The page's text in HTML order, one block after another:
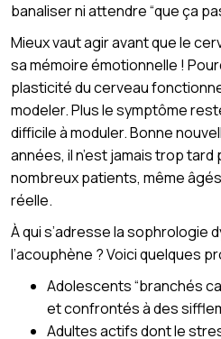
banaliser ni attendre “que ça
Mieux vaut agir avant que le
sa mémoire émotionnelle !
plasticité du cerveau
modeler. Plus le symptôme
difficile à moduler. Bonne
années, il n’est jamais trop
nombreux patients, même
réelle.
À qui s’adresse la sophrologie
l’acouphène ? Voici quelques
Adolescents “branchés
et confrontés à des
Adultes actifs dont le